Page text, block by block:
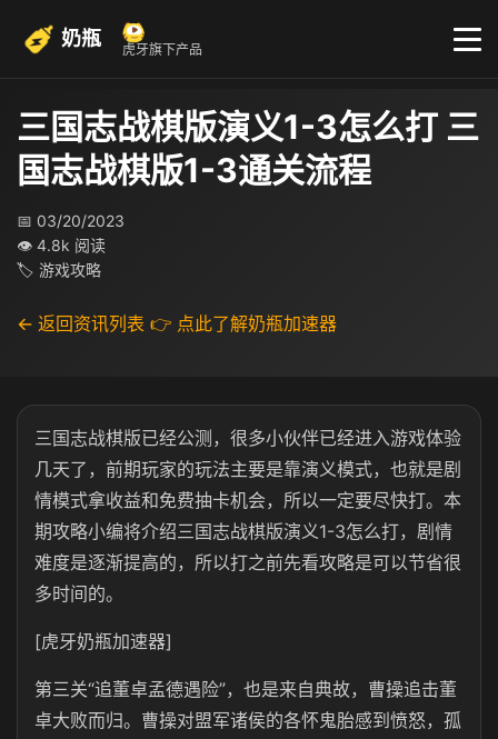
奶瓶 虎牙旗下产品
三国志战棋版演义1-3怎么打 三
国志战棋版1-3通关流程
📅 03/20/2023
👁 4.8k 阅读
🏷 游戏攻略
← 返回资讯列表 👉 点此了解奶瓶加速器
三国志战棋版已经公测，很多小伙伴已经进入游戏体验
几天了，前期玩家的玩法主要是靠演义模式，也就是剧
情模式拿收益和免费抽卡机会，所以一定要尽快打。本
期攻略小编将介绍三国志战棋版演义1-3怎么打，剧情
难度是逐渐提高的，所以打之前先看攻略是可以节省很
多时间的。
[虎牙奶瓶加速器]
第三关“追董卓孟德遇险”，也是来自典故，曹操追击董
卓大败而归。曹操对盟军诸侯的各怀鬼胎感到愤怒，孤